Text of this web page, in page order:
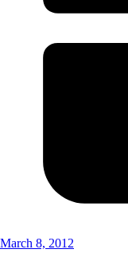
March 8, 2012